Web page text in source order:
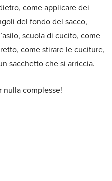
come applicare dei
del fondo del sacco,
scuola di cucito, come
come stirare le cuciture,
sacchetto che si arriccia.
nulla complesse!